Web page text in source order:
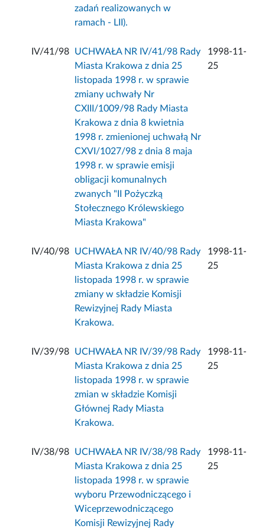
zadań realizowanych w
ramach - LII).
IV/41/98
UCHWAŁA NR IV/41/98 Rady
Miasta Krakowa z dnia 25
listopada 1998 r. w sprawie
zmiany uchwały Nr
CXIII/1009/98 Rady Miasta
Krakowa z dnia 8 kwietnia
1998 r. zmienionej uchwałą Nr
CXVI/1027/98 z dnia 8 maja
1998 r. w sprawie emisji
obligacji komunalnych
zwanych "II Pożyczką
Stołecznego Królewskiego
Miasta Krakowa"
1998-11-
25
IV/40/98
UCHWAŁA NR IV/40/98 Rady
Miasta Krakowa z dnia 25
listopada 1998 r. w sprawie
zmiany w składzie Komisji
Rewizyjnej Rady Miasta
Krakowa.
1998-11-
25
IV/39/98
UCHWAŁA NR IV/39/98 Rady
Miasta Krakowa z dnia 25
listopada 1998 r. w sprawie
zmian w składzie Komisji
Głównej Rady Miasta
Krakowa.
1998-11-
25
IV/38/98
UCHWAŁA NR IV/38/98 Rady
Miasta Krakowa z dnia 25
listopada 1998 r. w sprawie
wyboru Przewodniczącego i
Wiceprzewodniczącego
Komisji Rewizyjnej Rady
1998-11-
25